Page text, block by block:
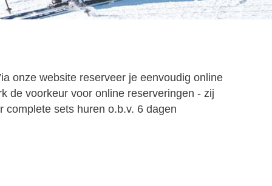
onze website reserveer je eenvoudig online
de voorkeur voor online reserveringen - zij
sets huren o.b.v. 6 dagen